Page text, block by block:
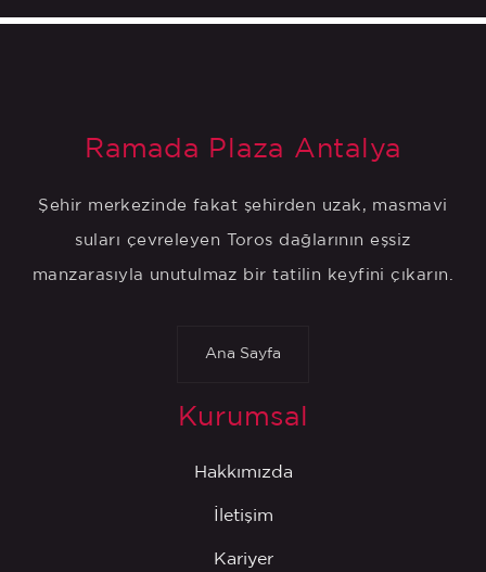
Ramada Plaza Antalya
Şehir merkezinde fakat şehirden uzak, masmavi
suları çevreleyen Toros dağlarının eşsiz
manzarasıyla unutulmaz bir tatilin keyfini çıkarın.
Ana Sayfa
Kurumsal
Hakkımızda
İletişim
Kariyer